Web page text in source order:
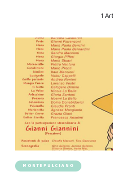
1
MONTEPULCIANO